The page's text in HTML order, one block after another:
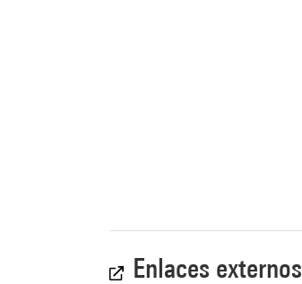
Enlaces externos